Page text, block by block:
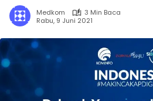
Medkom
3 Min Baca
Rabu, 9 Juni 2021